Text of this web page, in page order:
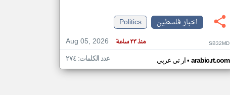
اخبار فلسطين
Politics
Aug 05, 2026
منذ ٢٣ ساعة SB32MD
ار تي عربي• arabic.rt.com عدد الكلمات: ٢٧٤